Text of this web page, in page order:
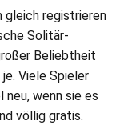
gleich registrieren
Solitär-
Beliebtheit
Viele Spieler
wenn sie es
völlig gratis.